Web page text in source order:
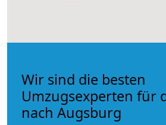
Wir sind die besten
Umzugsexperten für
nach Augsburg